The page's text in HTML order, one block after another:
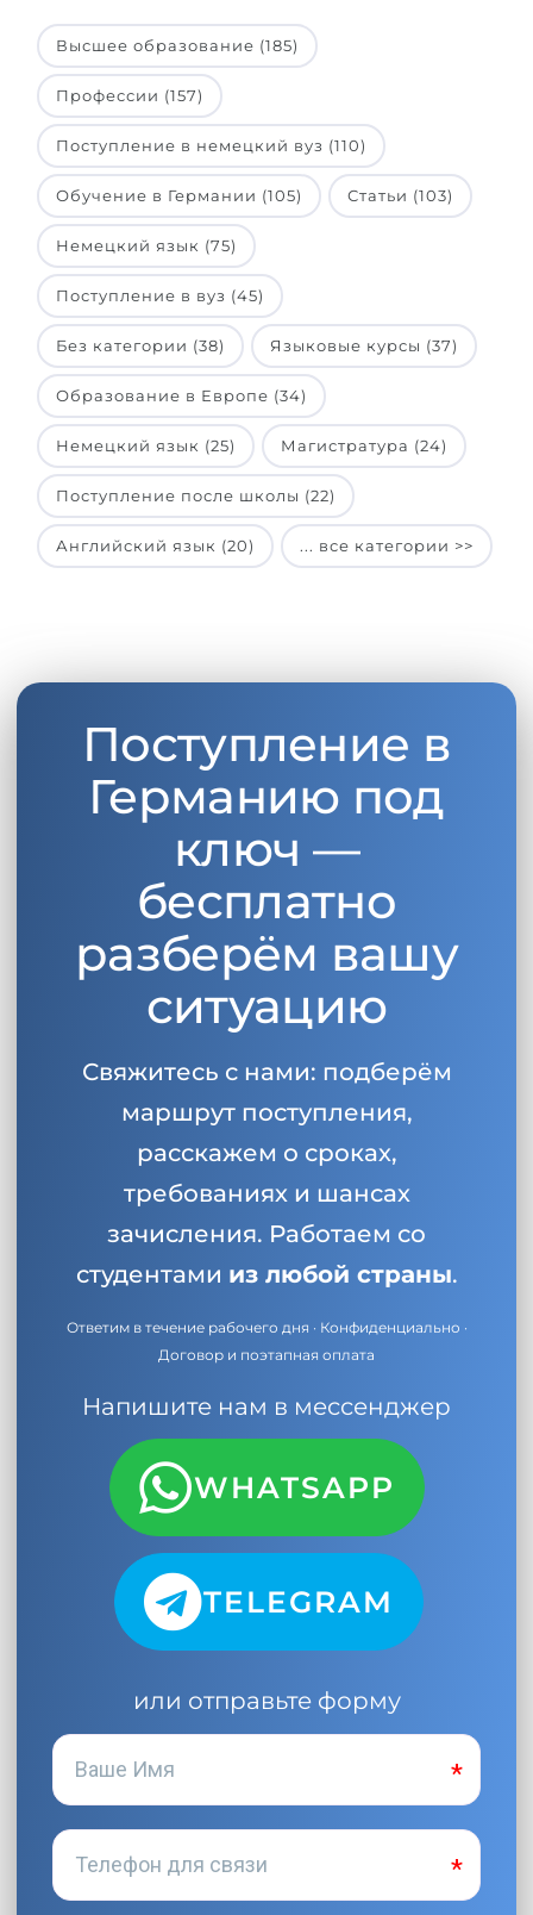
Высшее образование (185)
Профессии (157)
Поступление в немецкий вуз (110)
Обучение в Германии (105) Статьи (103)
Немецкий язык (75)
Поступление в вуз (45)
Без категории (38) Языковые курсы (37)
Образование в Европе (34)
Немецкий язык (25) Магистратура (24)
Поступление после школы (22)
Английский язык (20) ... все категории >>
Поступление в
Германию под
ключ —
бесплатно
разберём вашу
ситуацию
Свяжитесь с нами: подберём
маршрут поступления,
расскажем о сроках,
требованиях и шансах
зачисления. Работаем со
студентами из любой страны.
Ответим в течение рабочего дня · Конфиденциально ·
Договор и поэтапная оплата
Напишите нам в мессенджер
WHATSAPP
TELEGRAM
или отправьте форму